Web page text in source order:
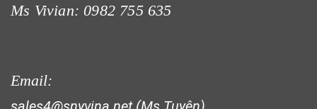
Ms Vivian: 0982 755 635
Email: